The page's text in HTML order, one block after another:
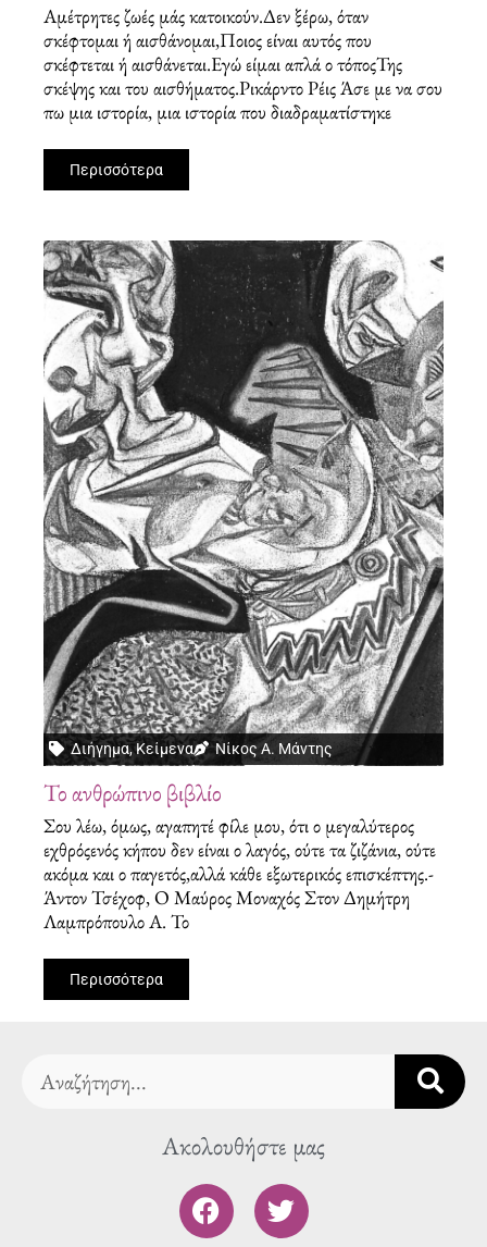
Αμέτρητες ζωές μάς κατοικούν.Δεν ξέρω, όταν
σκέφτομαι ή αισθάνομαι,Ποιος είναι αυτός που
σκέφτεται ή αισθάνεται.Εγώ είμαι απλά ο τόποςΤης
σκέψης και του αισθήματος.Ρικάρντο Ρέις Άσε με να σου
πω μια ιστορία, μια ιστορία που διαδραματίστηκε
Περισσότερα
Διήγημα,Κείμενα Νίκος Α. Μάντης
Το ανθρώπινο βιβλίο
Σου λέω, όμως, αγαπητέ φίλε μου, ότι ο μεγαλύτερος
εχθρόςενός κήπου δεν είναι ο λαγός, ούτε τα ζιζάνια, ούτε
ακόμα και ο παγετός,αλλά κάθε εξωτερικός επισκέπτης.-
Άντον Τσέχοφ, Ο Μαύρος Μοναχός Στον Δημήτρη
Λαμπρόπουλο Α. Το
Περισσότερα
Search
Ακολουθήστε μας
F
a
T
w